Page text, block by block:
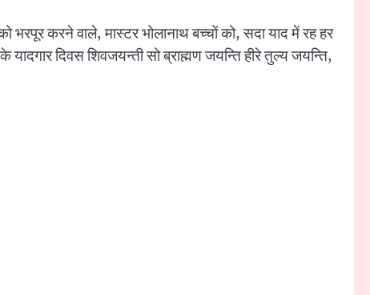
करने वाले, मास्टर भोलानाथ बच्चों को, सदा याद में रह हर
दिवस शिवजयन्ती सो ब्राह्मण जयन्ति हीरे तुल्य जयन्ति,